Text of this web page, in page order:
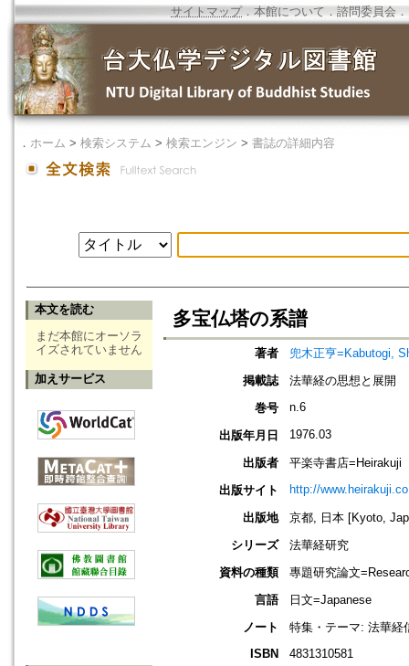
サイトマップ．本館について ． 諮問委員会 ．
． ホーム > 検索システム > 検索エンジン > 書誌の詳細内容
本文を読む
まだ本館にオーソラ
イズされていません
加えサービス
多宝仏塔の系譜
著者
兜木正亨=Kabutogi,
掲載誌
法華経の思想と展開
巻号
n.6
出版年月日 1976.03
出版者
平楽寺書店=Heirakuji
出版サイト
http://
出版地
京都, 日本 [Kyoto,
シリーズ
法華経研究
資料の種類
專題研究論文
言語
日文=Japanese
ノート
特集・テーマ: 法華経
ISBN
4831310581